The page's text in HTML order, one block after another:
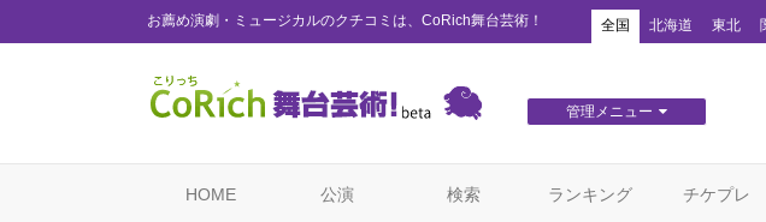
お薦め演劇・ミュージカルのクチコミは、CoRich舞台芸術！ 全国 北海道 東北
管理メニュー
HOME 公演 検索 ランキング チケプレ